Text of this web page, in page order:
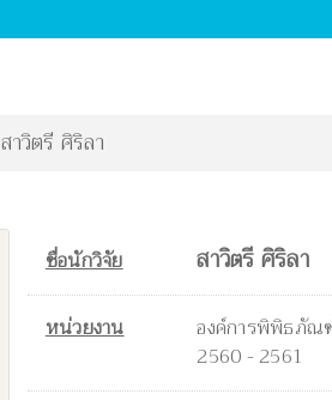
สาวิตรี ศิริลา
ชื่อนักวิจัย สาวิตรี ศิริลา
หน่วยงาน
องค์การพิพิธภัณ
2560 - 2561